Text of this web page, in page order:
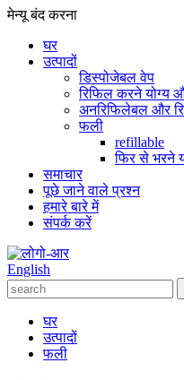
मेन्यू बंद करना
घर
उत्पादों
डिस्पोजेबल वेप
रिफिल करने योग्य
अनरिफिलेबल और
फली
refillable
फिर से भरने
समाचार
पूछे जाने वाले प्रश्न
हमारे बारे में
संपर्क करें
English
घर
उत्पादों
फली